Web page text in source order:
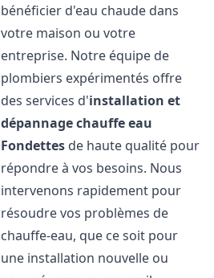
bénéficier d'eau chaude dans
votre maison ou votre
entreprise. Notre équipe de
plombiers expérimentés offre
des services d'installation et
dépannage chauffe eau
Fondettes de haute qualité pour
répondre à vos besoins. Nous
intervenons rapidement pour
résoudre vos problèmes de
chauffe-eau, que ce soit pour
une installation nouvelle ou